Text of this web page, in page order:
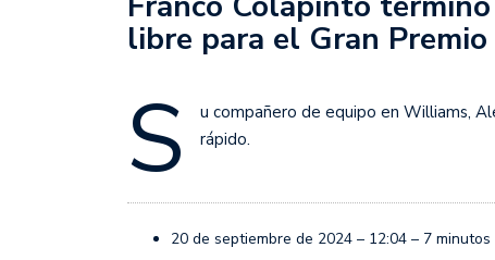
en la historia grande del
de Vélez a la pasión por
El Nacional de Clubes A
libre para el Gran
S
u compañero de equipo en Williams,
rápido.
20 de septiembre de 2024 – 12:04 – 7